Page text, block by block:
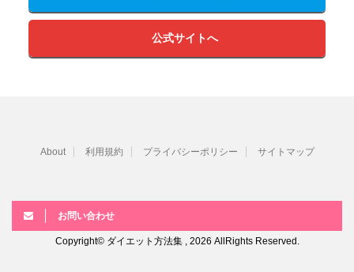
公式サイトへ
About 利用規約 プライバシーポリシー サイトマップ
お問い合わせ
Copyright© ダイエット方法集 , 2026 AllRights Reserved.